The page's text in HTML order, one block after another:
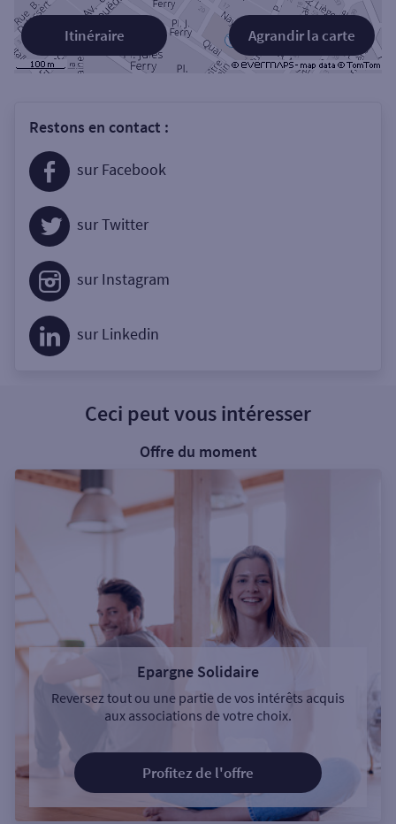
Agrandir la carte
Itinéraire
Restons en contact :
sur Facebook
sur Twitter
sur Instagram
sur Linkedin
Ceci peut vous intéresser
Offre du moment
Epargne Solidaire
Reversez tout ou une partie de vos intérêts acquis
aux associations de votre choix.
Profitez de l'offre